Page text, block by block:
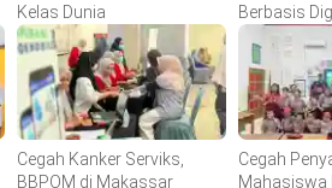
Kelas Dunia
Berbasis
Cegah Kanker Serviks,
BBPOM di Makassar
Cegah
Mahasiswa